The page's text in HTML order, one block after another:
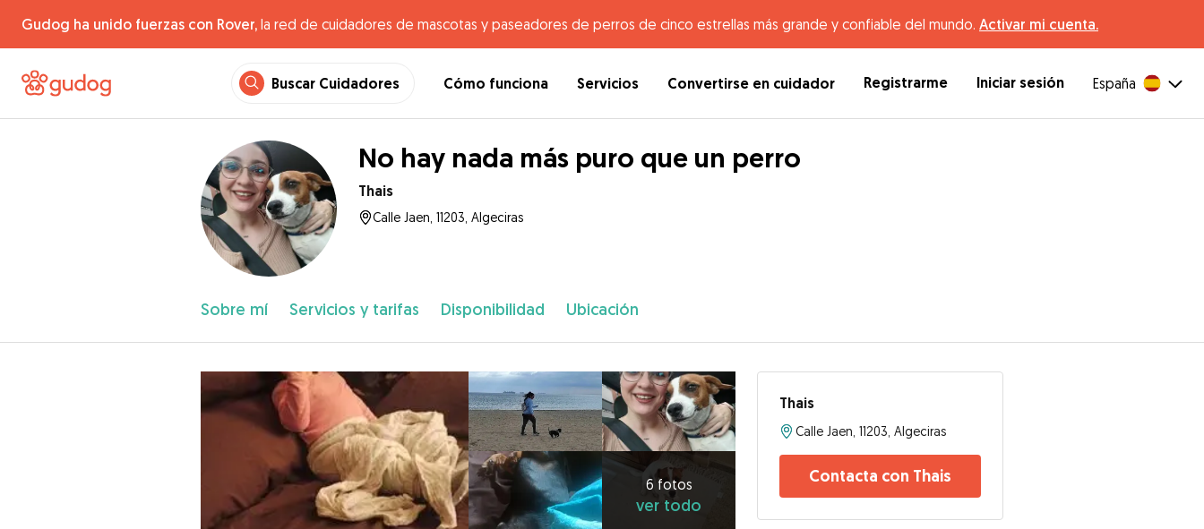
Gudog ha unido fuerzas con Rover, la red de cuidadores de mascotas y paseadores de perros de cinco estrellas más grande y confiable del mundo. Activar mi cuenta.
Buscar Cuidadores Cómo funciona Servicios Convertirse en cuidador Registrarme Iniciar sesión España
No hay nada más puro que un perro
Thais
Calle Jaen, 11203, Algeciras
Sobre mí Servicios y tarifas Disponibilidad Ubicación
6 fotos
ver todo
Thais
Calle Jaen, 11203, Algeciras
Contacta con Thais